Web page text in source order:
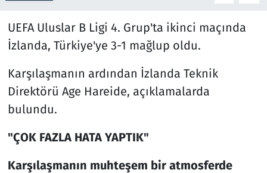
UEFA Uluslar B Ligi 4. Grup'ta ikinci maçında
İzlanda, Türkiye'ye 3-1 mağlup oldu.
Karşılaşmanın ardından İzlanda Teknik
Direktörü Age Hareide, açıklamalarda
bulundu.
"ÇOK FAZLA HATA YAPTIK"
Karşılaşmanın muhteşem bir atmosferde
Spor
Teknoloji ve Bilim
Televizyon